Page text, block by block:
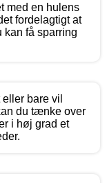
med en hulens
fordelagtigt at
få sparring
bare vil
du tænke over
i høj grad et